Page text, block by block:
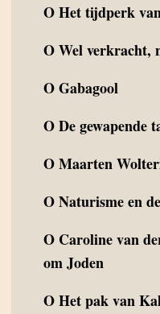
OHet tijdperk
OWel verkracht,
OGabagool
ODe gewapende
OMaarten
ONaturisme en
O Caroline van
om Joden
OHet pak van